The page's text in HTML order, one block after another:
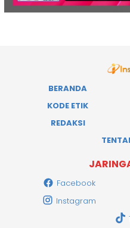
BERANDA
KODE ETIK
REDAKSI
Facebook
Instagram